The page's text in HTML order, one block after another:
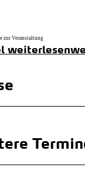
zur Veranstaltung
weiterlesen